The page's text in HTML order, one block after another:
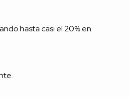
hasta casi el 20% en